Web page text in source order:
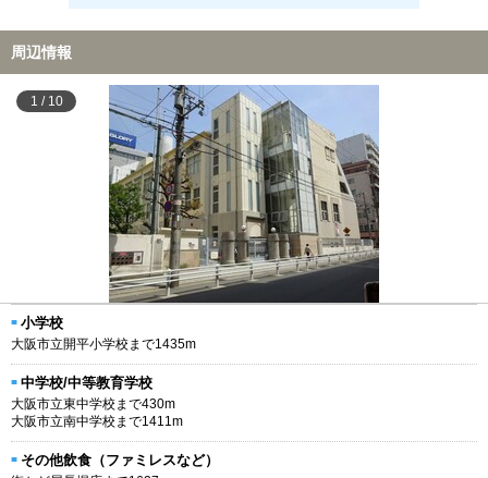
周辺情報
1 / 10
小学校
大阪市立開平小学校まで1435m
中学校/中等教育学校
大阪市立東中学校まで430m
大阪市立南中学校まで1411m
その他飲食（ファミレスなど）